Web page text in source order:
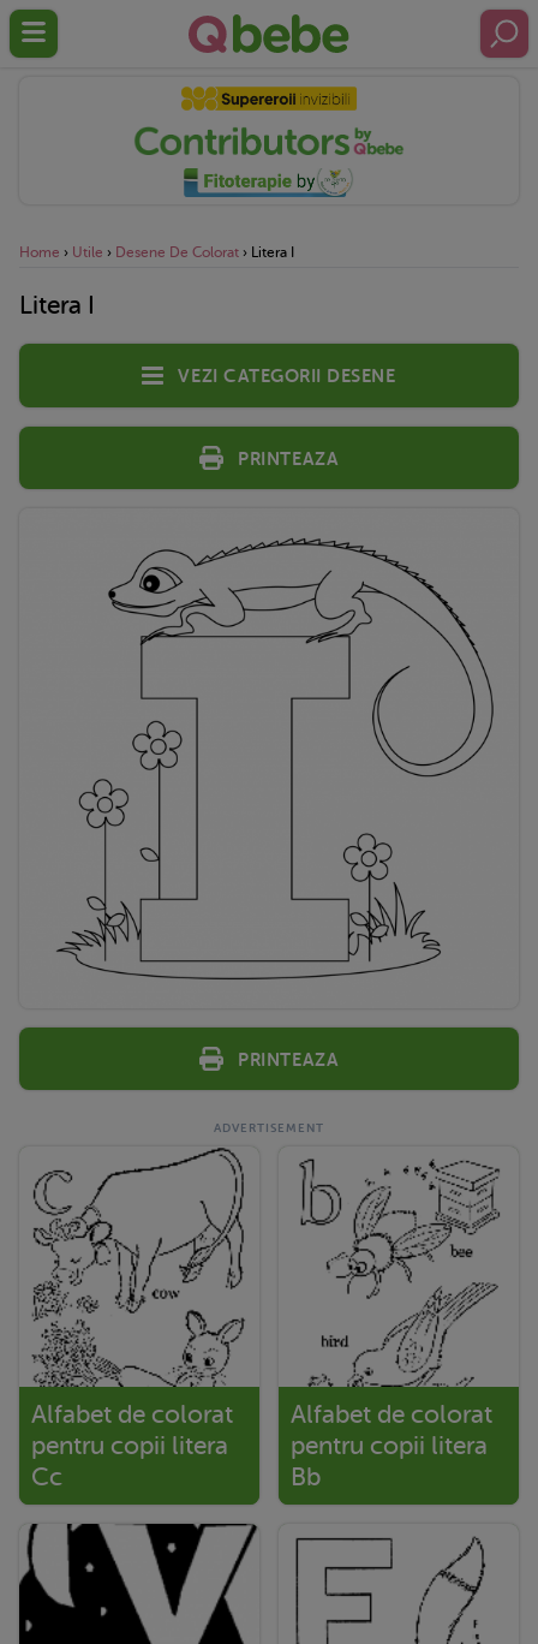
Home › Utile › Desene De Colorat › Litera I
Litera I
Vezi categorii desene
Printeaza
Printeaza
Alfabet de colorat
pentru copii litera
Cc
Alfabet de colorat
pentru copii litera
Bb